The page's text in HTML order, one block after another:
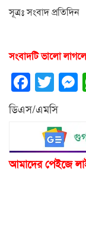
সূত্রঃ সংবাদ প্রতিদিন
সংবাদটি ভালো
ডিএস/এমসি
আমাদের পেইজে